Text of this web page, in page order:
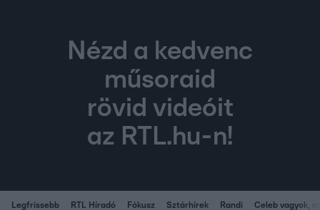
Nézd a kedvenc
műsoraid
rövid videóit
az RTL.hu-n!
Legfrissebb RTL Híradó Fókusz Sztárhírek Randi Celeb vagyok,